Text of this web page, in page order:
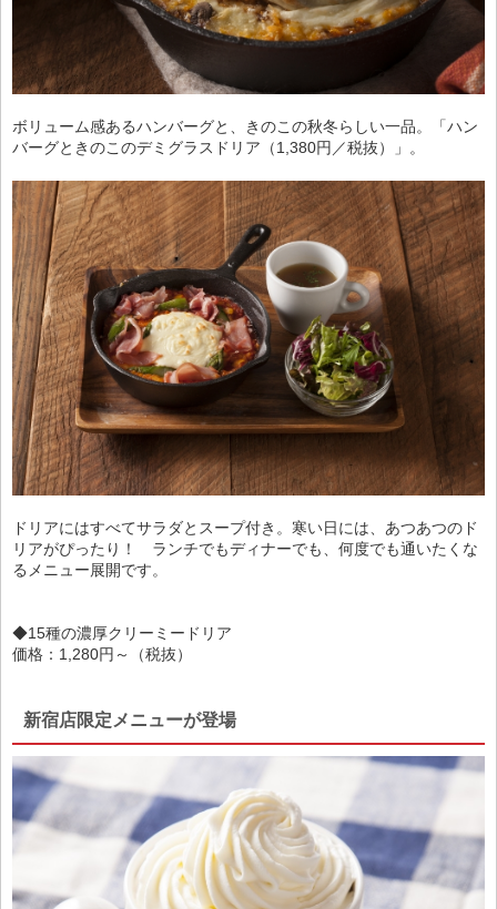
ボリューム感あるハンバーグと、きのこの秋冬らしい一品。「ハン
バーグときのこのデミグラスドリア（1,380円／税抜）」。
ドリアにはすべてサラダとスープ付き。寒い日には、あつあつのド
リアがぴったり！ ランチでもディナーでも、何度でも通いたくな
るメニュー展開です。
◆15種の濃厚クリーミードリア
価格：1,280円～（税抜）
新宿店限定メニューが登場